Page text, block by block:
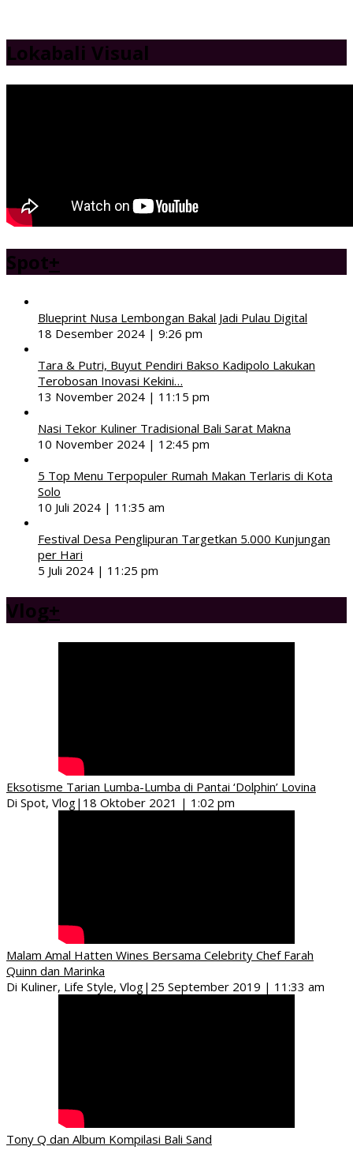
Lokabali Visual
Spot+
Blueprint Nusa Lembongan Bakal Jadi Pulau Digital
18 Desember 2024 | 9:26 pm
Tara & Putri, Buyut Pendiri Bakso Kadipolo Lakukan
Terobosan Inovasi Kekini…
13 November 2024 | 11:15 pm
Nasi Tekor Kuliner Tradisional Bali Sarat Makna
10 November 2024 | 12:45 pm
5 Top Menu Terpopuler Rumah Makan Terlaris di Kota
Solo
10 Juli 2024 | 11:35 am
Festival Desa Penglipuran Targetkan 5.000 Kunjungan
per Hari
5 Juli 2024 | 11:25 pm
Vlog+
Eksotisme Tarian Lumba-Lumba di Pantai ‘Dolphin’ Lovina
Di Spot, Vlog| 18 Oktober 2021 | 1:02 pm
Malam Amal Hatten Wines Bersama Celebrity Chef Farah
Quinn dan Marinka
Di Kuliner, Life Style, Vlog| 25 September 2019 | 11:33 am
Tony Q dan Album Kompilasi Bali Sand